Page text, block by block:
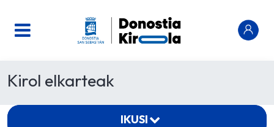
Kirol elkarteak
IKUSI